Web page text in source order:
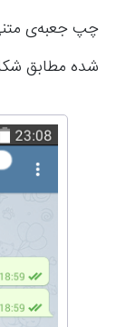
چپ جعبه‌ی
شده مطابق